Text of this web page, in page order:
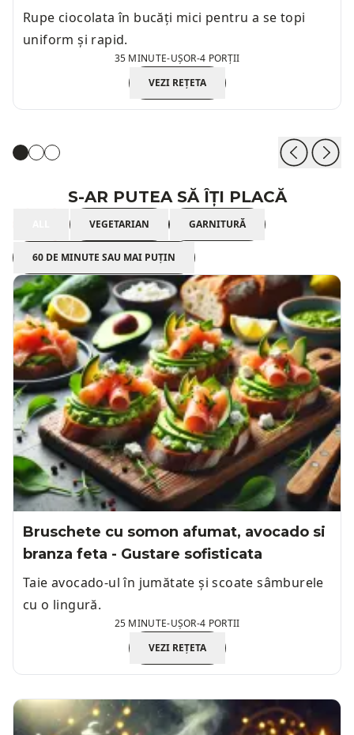
Rupe ciocolata în bucăți mici pentru a se topi
uniform și rapid.
35 MINUTE-UȘOR-4 PORȚII
VEZI REȚETA
S-AR PUTEA SĂ ÎȚI PLACĂ
VEGETARIAN GARNITURĂ
60 DE MINUTE SAU MAI PUȚIN
Bruschete cu somon afumat, avocado si
branza feta - Gustare sofisticata
Taie avocado-ul în jumătate și scoate sâmburele
cu o lingură.
25 MINUTE-UȘOR-4 PORTII
VEZI REȚETA